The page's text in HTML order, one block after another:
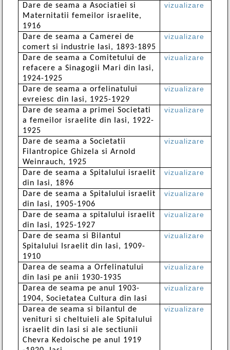
Dare de seama a Asociatiei si
Maternitatii femeilor israelite,
1916
vizualizare
Dare de seama a Camerei de
comert si industrie Iasi, 1893-1895
vizualizare
Dare de seama a Comitetului de
refacere a Sinagogii Mari din Iasi,
1924-1925
vizualizare
Dare de seama a orfelinatului
evreiesc din Iasi, 1925-1929
vizualizare
Dare de seama a primei Societati
a femeilor israelite din Iasi, 1922-
1925
vizualizare
Dare de seama a Societatii
Filantropice Ghizela si Arnold
Weinrauch, 1925
vizualizare
Dare de seama a Spitalului israelit
din Iasi, 1896
vizualizare
Dare de seama a Spitalului israelit
din Iasi, 1905-1906
vizualizare
Dare de seama a spitalului israelit
din Iasi, 1925-1927
vizualizare
Dare de seama si Bilantul
Spitalului Israelit din Iasi, 1909-
1910
vizualizare
Darea de seama a Orfelinatului
din Iasi pe anii 1930-1935
vizualizare
Darea de seama pe anul 1903-
1904, Societatea Cultura din Iasi
vizualizare
Darea de seama si bilantul de
venituri si cheltuieli ale Spitalului
israelit din Iasi si ale sectiunii
Chevra Kedoische pe anul 1919
vizualizare